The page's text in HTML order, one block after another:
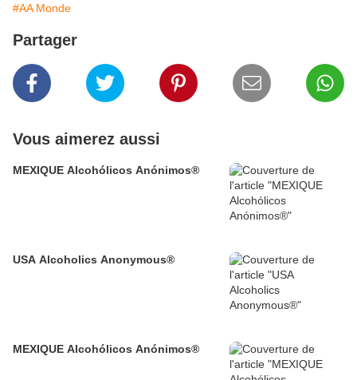
#AA Monde
Partager
Vous aimerez aussi
MEXIQUE Alcohólicos Anónimos®
USA Alcoholics Anonymous®
MEXIQUE Alcohólicos Anónimos®